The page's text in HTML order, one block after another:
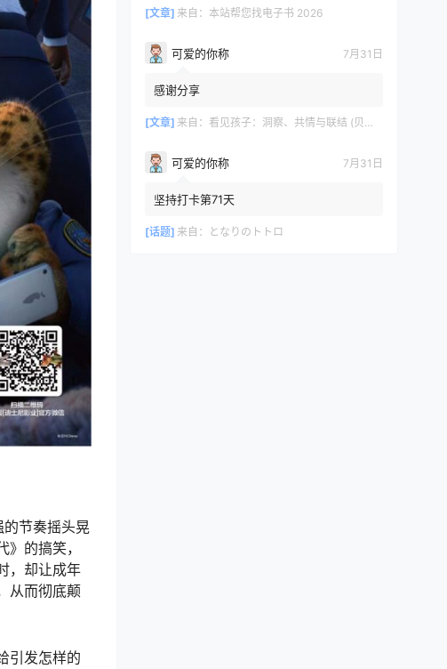
节奏摇头晃
的搞笑，
，却让成年
从而彻底颠
引发怎样的
[文章] 来自： 本站帮您找电子书 2026
可爱的你称 7月31日
感谢分享
[文章] 来自： 看见孩子：洞察、共情与联结 (贝姬·肯尼迪) (mobi,azw3,epub)
可爱的你称 7月31日
坚持打卡第71天
[话题] 来自： となりのトトロ